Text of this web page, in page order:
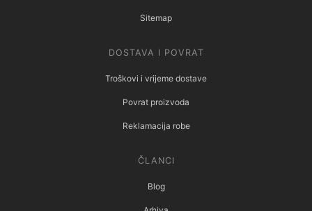
Sitemap
DOSTAVA I POVRAT
Troškovi i vrijeme dostave
Povrat proizvoda
Reklamacija robe
ČLANCI
Blog